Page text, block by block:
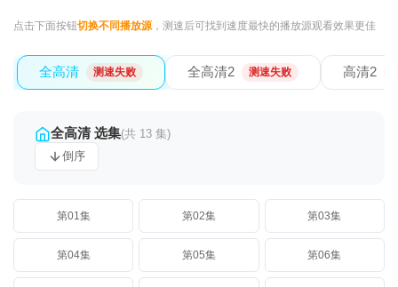
点击下面按钮切换不同播放源，测速后可找到速度最快的播放源观看效果更佳
全高清 测速失败 全高清2 测速失败 高清2
全高清 选集(共 13 集)
倒序
第01集 第02集 第03集
第04集 第05集 第06集